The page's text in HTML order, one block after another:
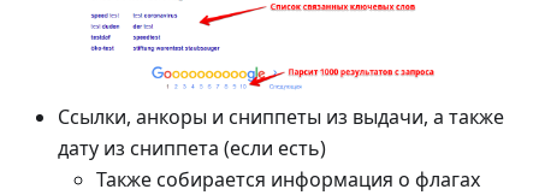
Ссылки, анкоры и сниппеты из выдачи, а также
дату из сниппета (если есть)
Также собирается информация о флагах